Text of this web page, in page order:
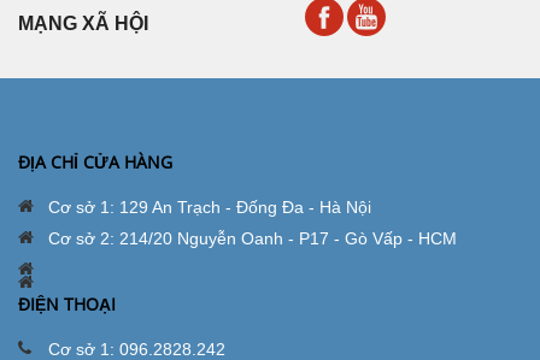
MẠNG XÃ HỘI
ĐỊA CHỈ CỬA HÀNG
Cơ sở 1: 129 An Trạch - Đống Đa - Hà Nội
Cơ sở 2: 214/20 Nguyễn Oanh - P17 - Gò Vấp - HCM
ĐIỆN THOẠI
Cơ sở 1: 096.2828.242